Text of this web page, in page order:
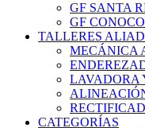
GF SANTA
GF
TALLERES
MECÁNICA
LAVADORA
CATEGORÍAS